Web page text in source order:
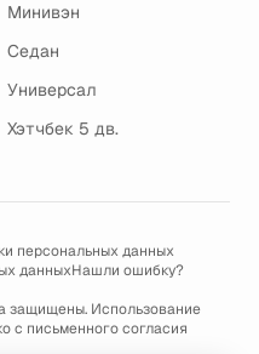
Минивэн
Седан
Универсал
Хэтчбек 5 дв.
персональных данных
данныхНашли ошибку?
защищены. Использование
с письменного согласия